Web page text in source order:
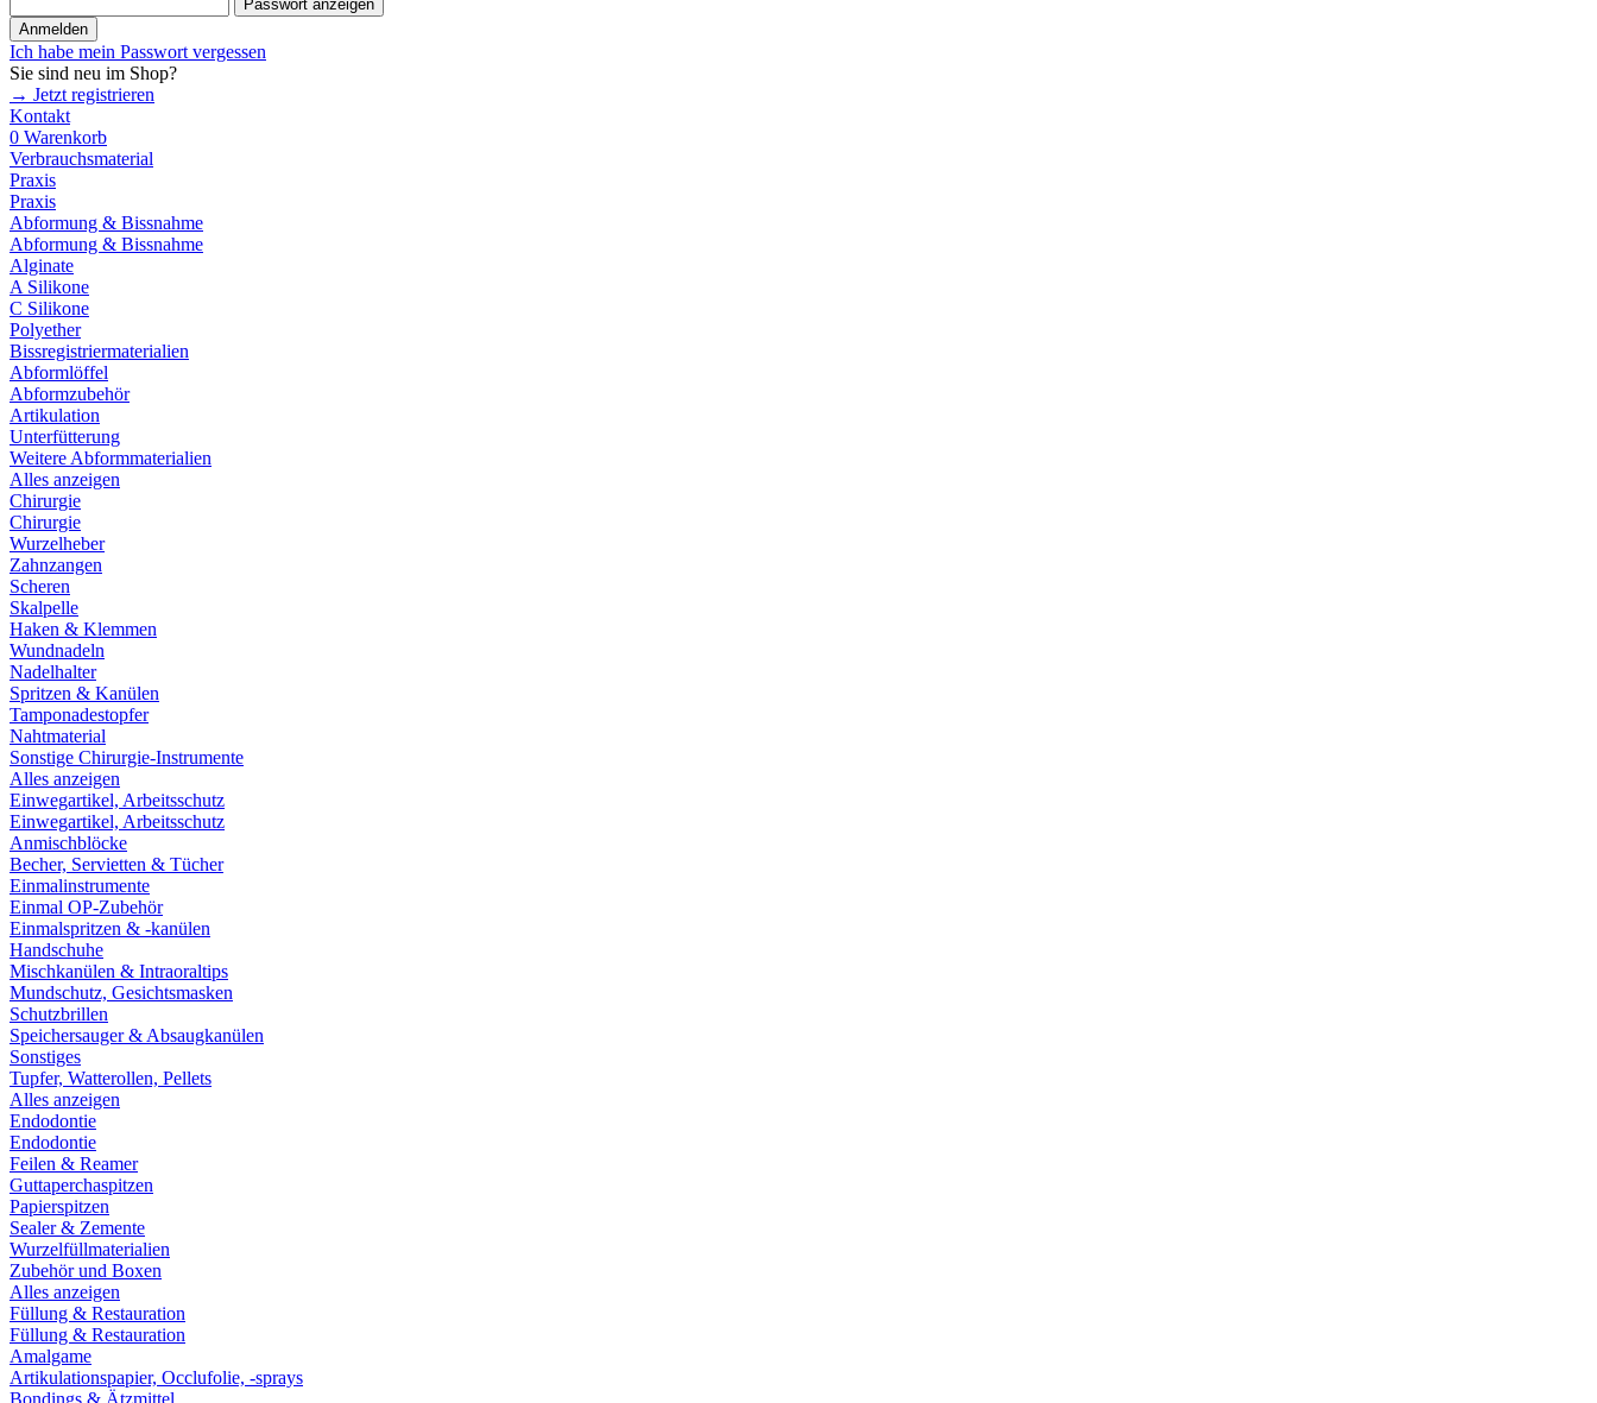
Passwort anzeigen
Anmelden
Ich habe mein Passwort vergessen
Sie sind neu im Shop?
→ Jetzt registrieren
Kontakt
0 Warenkorb
Verbrauchsmaterial
Praxis
Praxis
Abformung & Bissnahme
Abformung & Bissnahme
Alginate
A Silikone
C Silikone
Polyether
Bissregistriermaterialien
Abformlöffel
Abformzubehör
Artikulation
Unterfütterung
Weitere Abformmaterialien
Alles anzeigen
Chirurgie
Chirurgie
Wurzelheber
Zahnzangen
Scheren
Skalpelle
Haken & Klemmen
Wundnadeln
Nadelhalter
Spritzen & Kanülen
Tamponadestopfer
Nahtmaterial
Sonstige Chirurgie-Instrumente
Alles anzeigen
Einwegartikel, Arbeitsschutz
Einwegartikel, Arbeitsschutz
Anmischblöcke
Becher, Servietten & Tücher
Einmalinstrumente
Einmal OP-Zubehör
Einmalspritzen & -kanülen
Handschuhe
Mischkanülen & Intraoraltips
Mundschutz, Gesichtsmasken
Schutzbrillen
Speichersauger & Absaugkanülen
Sonstiges
Tupfer, Watterollen, Pellets
Alles anzeigen
Endodontie
Endodontie
Feilen & Reamer
Guttaperchaspitzen
Papierspitzen
Sealer & Zemente
Wurzelfüllmaterialien
Zubehör und Boxen
Alles anzeigen
Füllung & Restauration
Füllung & Restauration
Amalgame
Artikulationspapier, Occlufolie, -sprays
Bondings & Ätzmittel